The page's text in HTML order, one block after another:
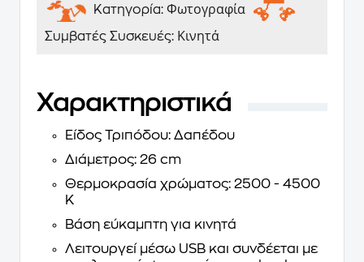
Κατηγορία: Φωτογραφία
Συμβατές Συσκευές: Κινητά
Χαρακτηριστικά
Είδος Τριπόδου: Δαπέδου
Διάμετρος: 26 cm
Θερμοκρασία χρώματος: 2500 - 4500
K
Βάση εύκαμπτη για κινητά
Λειτουργεί μέσω USB και συνδέεται με